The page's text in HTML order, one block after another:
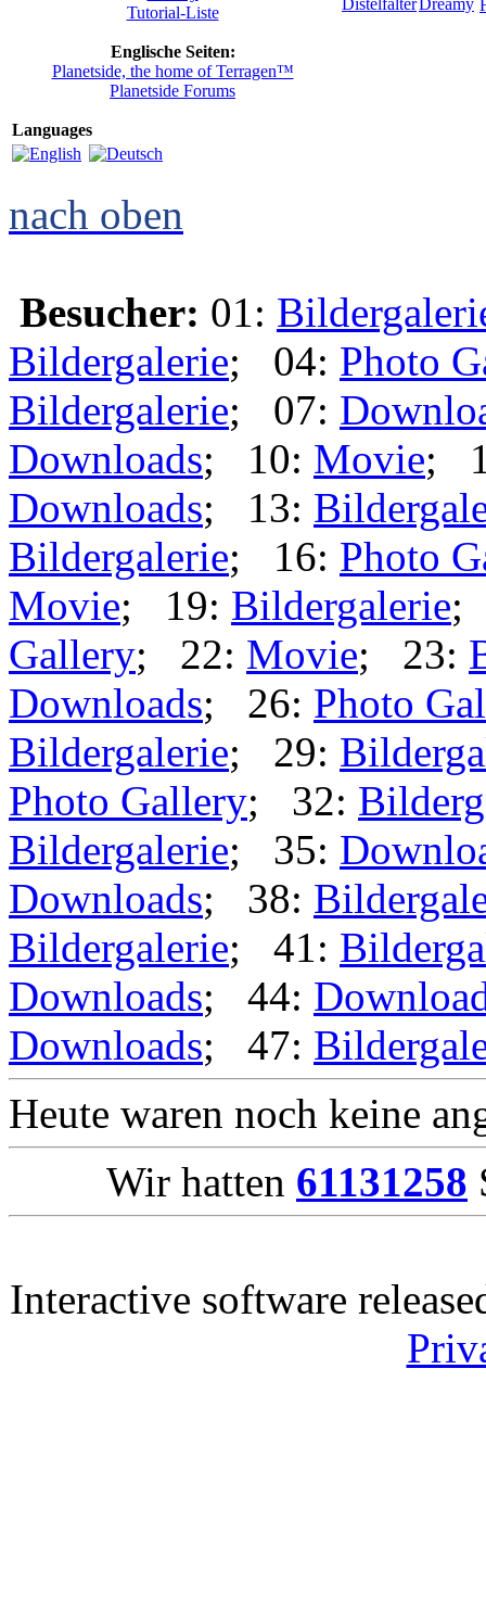
Tutorial-Liste
Englische Seiten:
Planetside, the home of Terragen™
Planetside Forums
Languages
nach oben
Besucher: 01:
Bildergalerie; 04: Photo
Bildergalerie; 07:
Downloads; 10: Movie;
Downloads; 13:
Bildergalerie; 16: Photo
Movie; 19: Bildergalerie;
Gallery; 22: Movie; 23:
Downloads; 26: Photo
Bildergalerie; 29:
Photo Gallery; 32:
Bildergalerie; 35:
Downloads; 38:
Bildergalerie; 41:
Downloads; 44:
Downloads; 47:
Heute waren noch keine
Wir hatten 61131258
Interactive software